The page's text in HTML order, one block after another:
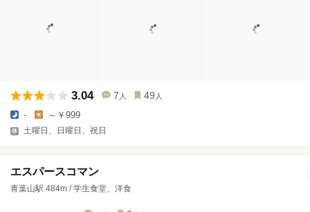
3.04 7 人 49 人
- ～￥999
土曜日、日曜日、祝日
エスパースコマン
青葉山駅 484m / 学生食堂、洋食